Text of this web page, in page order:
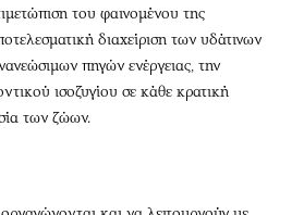
του φαινομένου της
διαχείριση των υδάτινων
πηγών ενέργειας, την
ισοζυγίου σε κάθε κρατική
των ζώων.